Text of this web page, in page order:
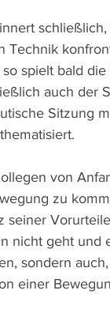
Technik
spielt bald
auch der
Sitzung
von
zu
seiner
nicht geht
sondern
einer